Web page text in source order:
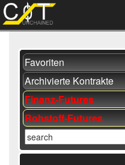
Favoriten
Archivierte Kontrakte
Finanz-Futures
Rohstoff-Futures